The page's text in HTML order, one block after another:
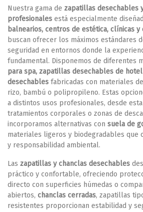
Nuestra gama de zapatillas desechables
profesionales está especialmente
balnearios, centros de estética, clínicas
buscan ofrecer los máximos estándares
seguridad en entornos donde la
fundamental. Disponemos de diferentes
para spa, zapatillas desechables de
desechables fabricadas con materiales
rizo, bambú o polipropileno. Estas
a distintos usos profesionales, desde
tratamientos corporales o zonas de
incorporamos alternativas con suela de
materiales ligeros y biodegradables que
y responsabilidad ambiental.
Las zapatillas y chanclas desechables
práctico y confortable, ofreciendo
directo con superficies húmedas o
abiertos, chanclas cerradas, zapatillas
resistentes proporcionan estabilidad y